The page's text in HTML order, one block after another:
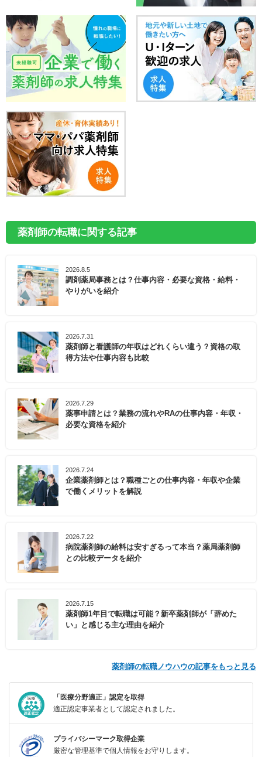
薬剤師の転職に関する記事
2026.8.5
調剤薬局事務とは？仕事内容・必要な資格・給料・
やりがいを紹介
2026.7.31
薬剤師と看護師の年収はどれくらい違う？資格の取
得方法や仕事内容も比較
2026.7.29
薬事申請とは？業務の流れやRAの仕事内容・年収・
必要な資格を紹介
2026.7.24
企業薬剤師とは？職種ごとの仕事内容・年収や企業
で働くメリットを解説
2026.7.22
病院薬剤師の給料は安すぎるって本当？薬局薬剤師
との比較データを紹介
2026.7.15
薬剤師1年目で転職は可能？新卒薬剤師が「辞めた
い」と感じる主な理由を紹介
薬剤師の転職ノウハウの記事をもっと見る
「医療分野適正」認定を取得
適正認定事業者として認定されました。
プライバシーマーク取得企業
厳密な管理基準で個人情報をお守りします。